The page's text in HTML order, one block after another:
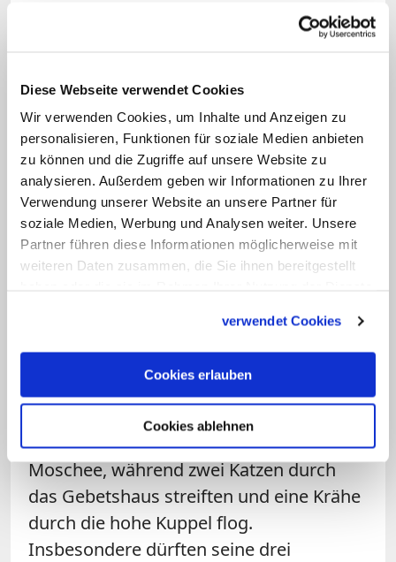
Diese Webseite verwendet Cookies
Wir verwenden Cookies, um Inhalte und Anzeigen zu
personalisieren, Funktionen für soziale Medien anbieten
zu können und die Zugriffe auf unsere Website zu
analysieren. Außerdem geben wir Informationen zu Ihrer
Verwendung unserer Website an unsere Partner für
soziale Medien, Werbung und Analysen weiter. Unsere
Partner führen diese Informationen möglicherweise mit
weiteren Daten zusammen, die Sie ihnen bereitgestellt
verwendet Cookies
Cookies erlauben
Cookies ablehnen
Milliarden Katholiken um die Schultern
trägt, verzichtete er an diesem Tag.
Bild: © KNA/Lola Gomez/CNS photo
und interessiert lächelnd, folgte er den
architektonischen Details zu der im
frühen 17. Jahrhundert erbauten
Moschee, während zwei Katzen durch
das Gebetshaus streiften und eine Krähe
durch die hohe Kuppel flog.
Insbesondere dürften seine drei